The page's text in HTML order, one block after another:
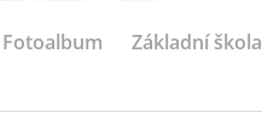
Fotoalbum Základní škola